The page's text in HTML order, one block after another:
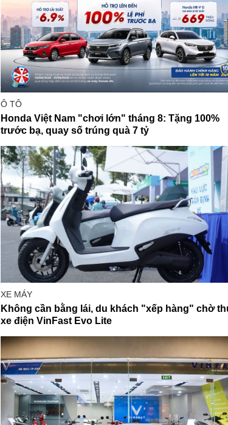
Ô TÔ
Honda Việt Nam "chơi lớn" tháng 8: Tặng 100%
trước bạ, quay số trúng quà 7 tỷ
XE MÁY
Không cần bằng lái, du khách "xếp hàng" chờ
xe điện VinFast Evo Lite